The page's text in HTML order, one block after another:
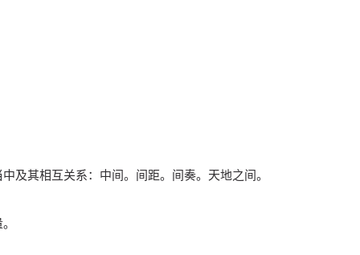
及其相互关系：中间。间距。间奏。天地之间。